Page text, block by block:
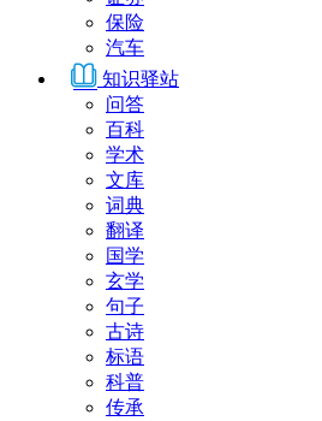
保险
汽车
知识驿站
问答
百科
学术
文库
词典
翻译
国学
玄学
句子
古诗
标语
科普
传承